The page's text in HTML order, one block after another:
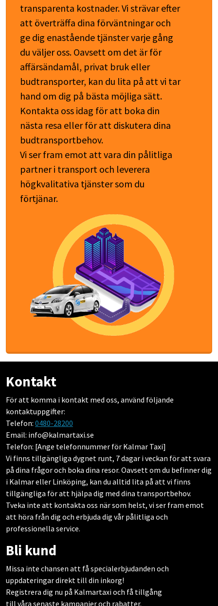
transparenta kostnader. Vi strävar efter
att överträffa dina förväntningar och
ge dig enastående tjänster varje gång
du väljer oss. Oavsett om det är för
affärsändamål, privat bruk eller
budtransporter, kan du lita på att vi tar
hand om dig på bästa möjliga sätt.
Kontakta oss idag för att boka din
nästa resa eller för att diskutera dina
budtransportbehov.
Vi ser fram emot att vara din pålitliga
partner i transport och leverera
högkvalitativa tjänster som du
förtjänar.
Kontakt
För att komma i kontakt med oss, använd följande
kontaktuppgifter:
Telefon: 0480-28200
Email: info@kalmartaxi.se
Telefon: [Ange telefonnummer för Kalmar Taxi]
Vi finns tillgängliga dygnet runt, 7 dagar i veckan för att svara
på dina frågor och boka dina resor. Oavsett om du befinner dig
i Kalmar eller Linköping, kan du alltid lita på att vi finns
tillgängliga för att hjälpa dig med dina transportbehov.
Tveka inte att kontakta oss när som helst, vi ser fram emot
att höra från dig och erbjuda dig vår pålitliga och
professionella service.
Bli kund
Missa inte chansen att få specialerbjudanden och
uppdateringar direkt till din inkorg!
Registrera dig nu på Kalmartaxi och få tillgång
till våra senaste kampanjer och rabatter.